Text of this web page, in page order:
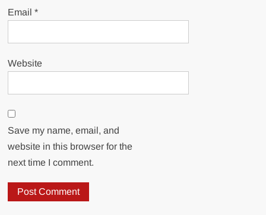
Email*
Website
Save my name, email, and
website in this browser for the
next time I comment.